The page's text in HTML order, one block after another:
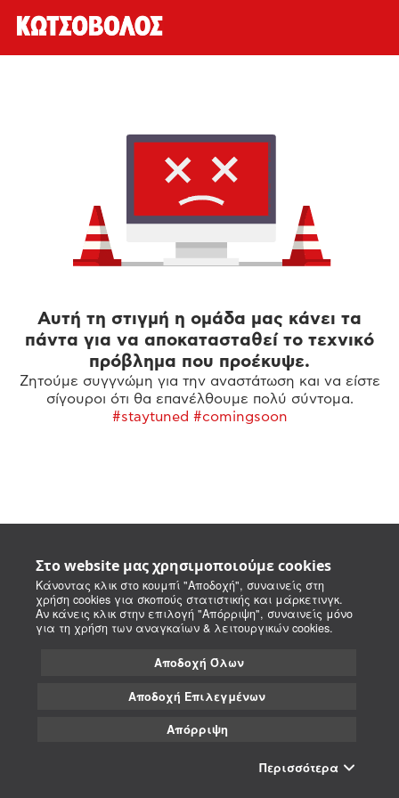
Στο website μας χρησιμοποιούμε cookies
Κάνοντας κλικ στο κουμπί "Αποδοχή", συναινείς στη
χρήση cookies για σκοπούς στατιστικής και μάρκετινγκ.
Αν κάνεις κλικ στην επιλογή "Απόρριψη", συναινείς μόνο
για τη χρήση των αναγκαίων & λειτουργικών cookies.
Αποδοχή Όλων
Αποδοχή Επιλεγμένων
Απόρριψη
Περισσότερα
Αυτή τη στιγμή η ομάδα μας κάνει τα
πάντα για να αποκατασταθεί το τεχνικό
πρόβλημα που προέκυψε.
Ζητούμε συγγνώμη για την αναστάτωση και να είστε
σίγουροι ότι θα επανέλθουμε πολύ σύντομα.
#staytuned #comingsoon